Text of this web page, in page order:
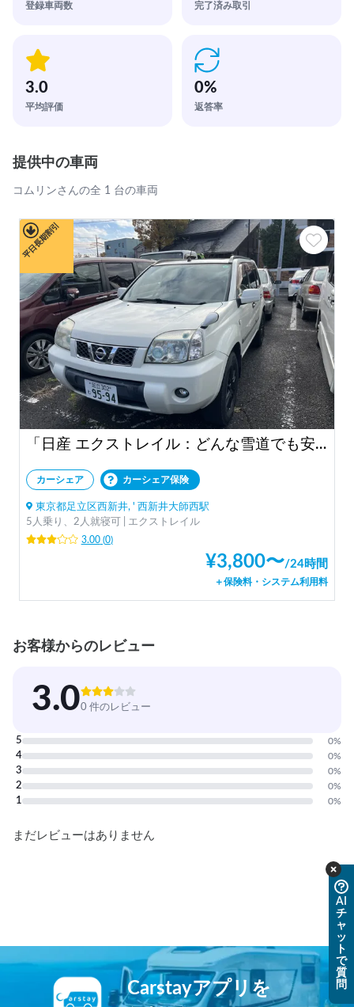
登録車両数 完了済み取引
3.0
平均評価
0%
返答率
提供中の車両
コムリンさんの全 1 台の車両
平日長期割引
「日産 エクストレイル：どんな雪道でも安心の相棒⛷️」
カーシェア カーシェア保険
東京都足立区西新井, ' 西新井大師西駅
5人乗り、2人就寝可 | エクストレイル
3.00(0)
¥3,800〜/24時間
＋保険料・システム利用料
お客様からのレビュー
3.00 件のレビュー
5 0%
4 0%
3 0%
2 0%
1 0%
まだレビューはありません
AI
チ
ャ
ッ
ト
で
質
問
Carstayアプリを